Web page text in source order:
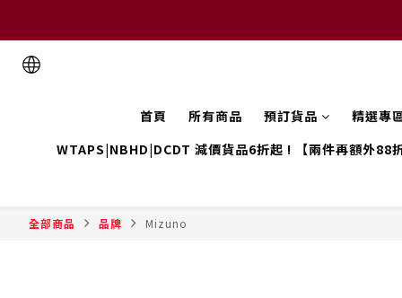
首頁 所有商品 預訂貨品
精選專
WTAPS|NBHD|DCDT 減價貨品6折起 ! 【兩件再額外88
全部商品 品牌 Mizuno